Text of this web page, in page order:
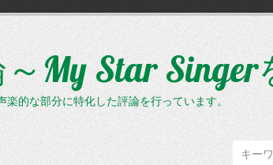
My Star
的な部分に特化した評論を行っています。